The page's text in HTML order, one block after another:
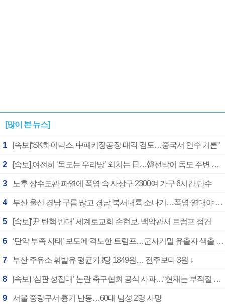
[많이 본 뉴스]
1 [속보]“SK하이닉스, 中패키징공장 매각 검토…중국서 인수 거론”
2 [속보] 여전히 ‘독도는 우리땅’ 외치는 日…韓선박이 독도 주변 해양조사 활동하자 반발
3 노후 상수도관 파열에 폭염 속 사상구 2300여 가구 6시간 단수
4 부산 울산 경남 구름 많고 경남 북서내륙 소나기…폭염·열대야 계속
5 [속보]‘尹 탄핵 반대’ 세계로교회 손현보, 백악관서 트럼프 접견
6 ‘탄약 부족 사태’ 보도에 격노한 트럼프…군사기밀 유출자 색출 지시
7 부산 주유소 휘발유 평균가 ℓ당 1849원… 전주보다 3원 ↓
8 [속보] ‘심판 성접대’ 논란 축구협회 공식 사과…“현재는 부적절 행위 없어”
9 서울 중랑구서 흉기 난동…60대 남성 2명 사망